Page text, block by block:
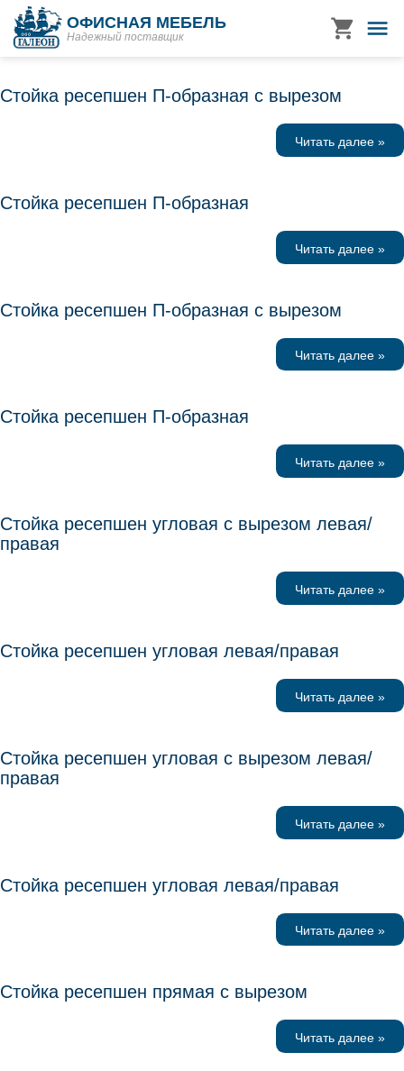
ОФИСНАЯ МЕБЕЛЬ
Надежный поставщик
Стойка ресепшен П-образная с вырезом
Читать далее »
Стойка ресепшен П-образная
Читать далее »
Стойка ресепшен П-образная с вырезом
Читать далее »
Стойка ресепшен П-образная
Читать далее »
Стойка ресепшен угловая с вырезом левая/
правая
Читать далее »
Стойка ресепшен угловая левая/правая
Читать далее »
Стойка ресепшен угловая с вырезом левая/
правая
Читать далее »
Стойка ресепшен угловая левая/правая
Читать далее »
Стойка ресепшен прямая с вырезом
Читать далее »